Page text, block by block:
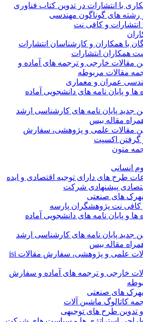
با انتشارات در تدوین کتاب فناوری
رشته های گوناگون مهندسی
و کافی نت
با همکاران و کارشناسان انتشارات
همکاران انتشارات
مقالات خارجی و ترجمه های آماده و
مقالات مربوطه
عمران و معماری
و پایان نامه های دانشجویی آماده
جدید پایان نامه های کارشناسی ارشد
مقاله بیس
مقالات علمی و پژوهشی، سفارش
متون
انسانی
طرح های دارای توجیه اقتصادی و ایده
پیشنهادی شرکت
های صنعتی
کافی نت پژوهشگران پارسه
و پایان نامه های دانشجویی آماده
جدید پایان نامه های کارشناسی ارشد
مقاله بیس
مخزن عناوین مقالات علمی و پژوهشی، سفارش مقالات isi
خارجی و ترجمه های آماده و سفارش
های صنعتی
کاتالوگ ماشین آلات
طرح های توجیهی